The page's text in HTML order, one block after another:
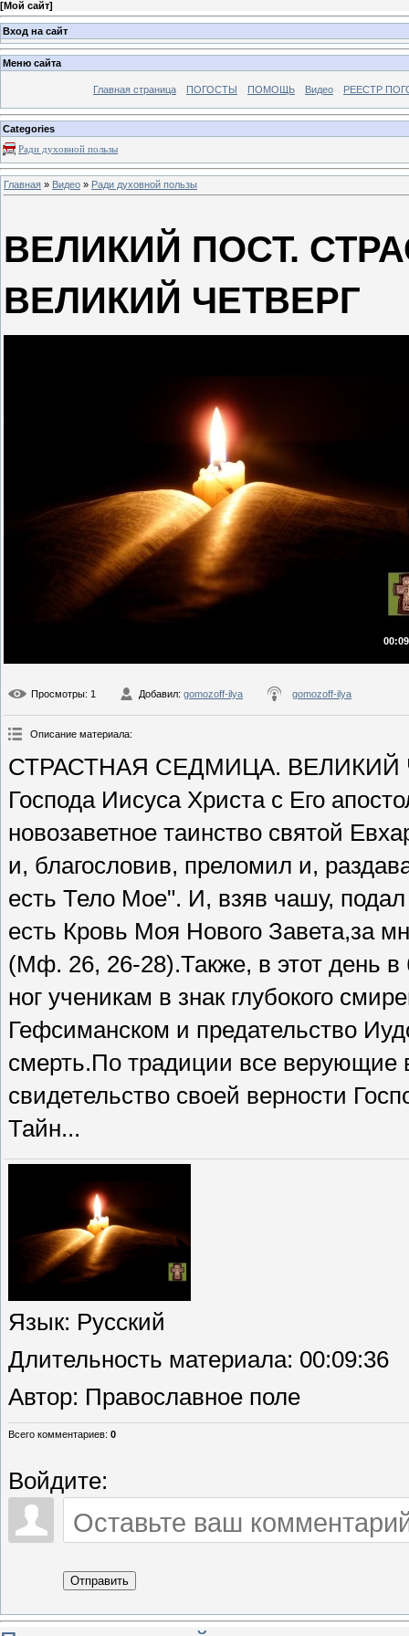
[Мой сайт]
Вход на сайт
Меню сайта
Главная страница ПОГОСТЫ ПОМОЩЬ Видео РЕЕСТР
Categories
Ради духовной пользы
Главная » Видео » Ради духовной пользы
ВЕЛИКИЙ ПОСТ.
ВЕЛИКИЙ ЧЕТВЕРГ
Просмотры: 1 Добавил: gomozoff-ilya gomozoff-ilya
Описание материала:
СТРАСТНАЯ СЕДМИЦА. ВЕЛИКИЙ
Господа Иисуса Христа с Его
новозаветное таинство святой
и, благословив, преломил и,
есть Тело Мое". И, взяв чашу,
есть Кровь Моя Нового Завета,за
(Мф. 26, 26-28).Также, в этот день
ног ученикам в знак глубокого
Гефсиманском и предательство
смерть.По традиции все верующие
свидетельство своей верности
Тайн...
Язык: Русский
Длительность материала: 00:09:36
Автор: Православное поле
Всего комментариев: 0
Войдите:
Отправить